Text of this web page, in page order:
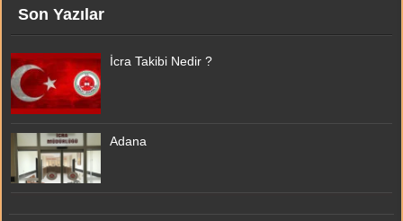
Son Yazılar
İcra Takibi Nedir ?
Adana